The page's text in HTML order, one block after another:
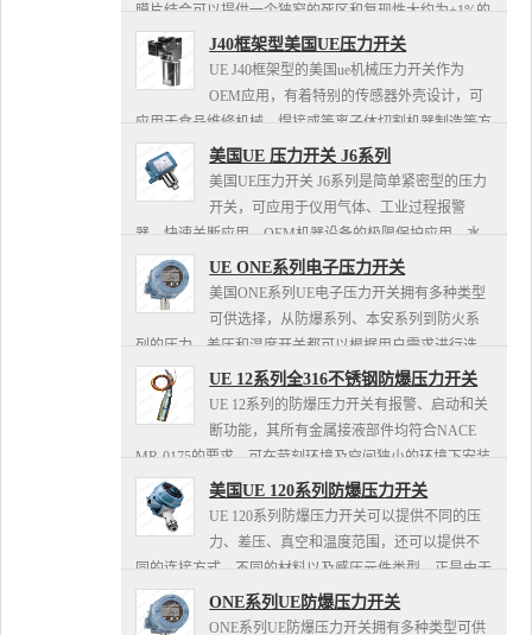
膜片结合可以提供一个狭窄的死区和复现性大约为±1%的
范围跨度。外部有不锈钢多圈可调旋钮，可以选择参照刻
度的有无，提供方...
J40框架型美国UE压力开关
UE J40框架型的美国ue机械压力开关作为
OEM应用，有着特别的传感器外壳设计，可
应用于食品维修机械、焊接或等离子体切割机器制造等方
面。
美国UE 压力开关 J6系列
美国UE压力开关 J6系列是简单紧密型的压力
开关，可应用于仪用气体、工业过程报警
器、快速关断应用、OEM机器设备的极限保护应用、水
处理系统、泵和压缩机等方面。
UE ONE系列电子压力开关
美国ONE系列UE电子压力开关拥有多种类型
可供选择，从防爆系列、本安系列到防火系
列的压力、差压和温度开关都可以根据用户需求进行选
择。该系列产品还拥有了两个满量程可调的设定点和死
区，配备了4-20MA模...
UE 12系列全316不锈钢防爆压力开关
UE 12系列的防爆压力开关有报警、启动和关
断功能，其所有金属接液部件均符合NACE
MR-0175的要求，可在苛刻环境及空间狭小的环境下安装
使用，其主要的应用领域有：化工厂、炼油厂、管道生产
厂、泵站...
美国UE 120系列防爆压力开关
UE 120系列防爆压力开关可以提供不同的压
力、差压、真空和温度范围，还可以提供不
同的连接方式、不同的材料以及感压元件类型，正是由于
这种灵活的选择方式使得该系列产品可广泛应用于各种场
所，如化工、石化、...
ONE系列UE防爆压力开关
ONE系列UE防爆压力开关拥有多种类型可供